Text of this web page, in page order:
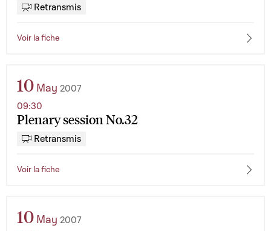
Retransmis
Voir la fiche
10 May 2007
Plenary session No.32
09:30
Retransmis
Voir la fiche
10 May 2007